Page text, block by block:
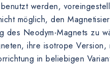
werden,
möglich, den
des Neodym-Magnets zu
ihre isotrope Version,
in beliebigen